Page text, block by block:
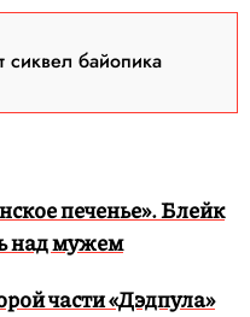
сиквел байопика
печенье». Блейк
над мужем
части «Дэдпула»